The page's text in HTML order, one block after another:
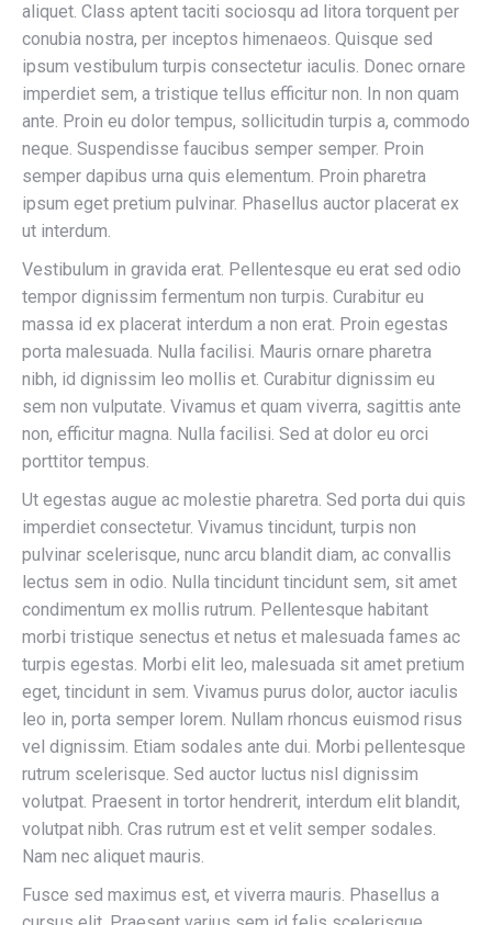
aliquet. Class aptent taciti sociosqu ad litora torquent per
conubia nostra, per inceptos himenaeos. Quisque sed
ipsum vestibulum turpis consectetur iaculis. Donec ornare
imperdiet sem, a tristique tellus efficitur non. In non quam
ante. Proin eu dolor tempus, sollicitudin turpis a, commodo
neque. Suspendisse faucibus semper semper. Proin
semper dapibus urna quis elementum. Proin pharetra
ipsum eget pretium pulvinar. Phasellus auctor placerat ex
ut interdum.
Vestibulum in gravida erat. Pellentesque eu erat sed odio
tempor dignissim fermentum non turpis. Curabitur eu
massa id ex placerat interdum a non erat. Proin egestas
porta malesuada. Nulla facilisi. Mauris ornare pharetra
nibh, id dignissim leo mollis et. Curabitur dignissim eu
sem non vulputate. Vivamus et quam viverra, sagittis ante
non, efficitur magna. Nulla facilisi. Sed at dolor eu orci
porttitor tempus.
Ut egestas augue ac molestie pharetra. Sed porta dui quis
imperdiet consectetur. Vivamus tincidunt, turpis non
pulvinar scelerisque, nunc arcu blandit diam, ac convallis
lectus sem in odio. Nulla tincidunt tincidunt sem, sit amet
condimentum ex mollis rutrum. Pellentesque habitant
morbi tristique senectus et netus et malesuada fames ac
turpis egestas. Morbi elit leo, malesuada sit amet pretium
eget, tincidunt in sem. Vivamus purus dolor, auctor iaculis
leo in, porta semper lorem. Nullam rhoncus euismod risus
vel dignissim. Etiam sodales ante dui. Morbi pellentesque
rutrum scelerisque. Sed auctor luctus nisl dignissim
volutpat. Praesent in tortor hendrerit, interdum elit blandit,
volutpat nibh. Cras rutrum est et velit semper sodales.
Nam nec aliquet mauris.
Fusce sed maximus est, et viverra mauris. Phasellus a